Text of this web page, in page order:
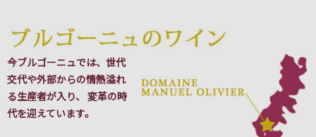
今ブルゴーニュでは、世代
交代や外部からの情熱溢れ
る生産者が入り、 変革の時
代を迎えています。